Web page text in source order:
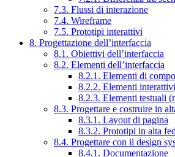
7.3. Flussi di interazione
7.4. Wireframe
7.5. Prototipi interattivi
8. Progettazione dell’interfaccia
8.1. Obiettivi dell’interfaccia
8.2. Elementi dell’interfaccia
8.2.1. Elementi di
8.2.2. Elementi interattivi
8.2.3. Elementi testuali
8.3. Progettare e costruire in
8.3.1. Layout di pagina
8.3.2. Prototipi in alta
8.4. Progettare con il design
8.4.1. Documentazione